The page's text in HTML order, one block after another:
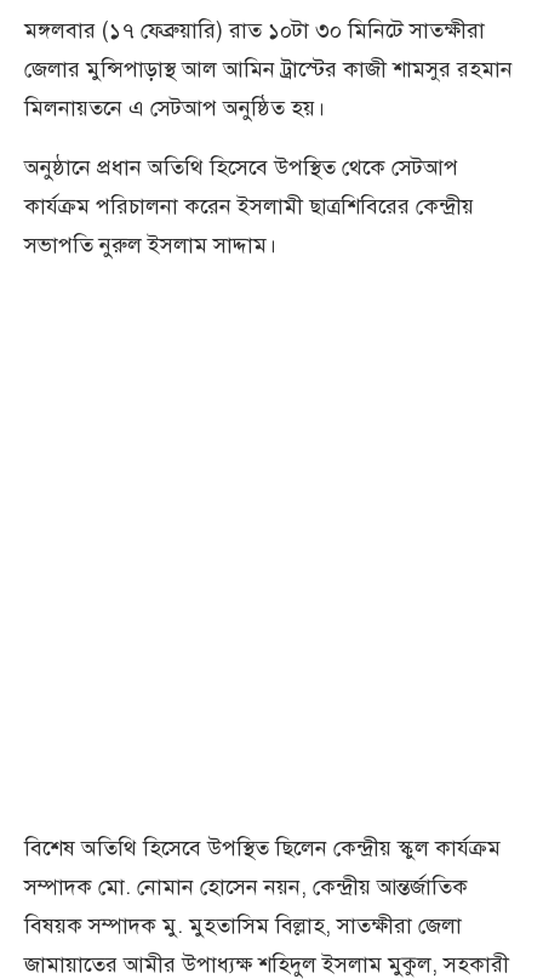
মঙ্গলবার (১৭ ফেব্রুয়ারি) রাত ১০টা ৩০ মিনিটে সাতক্ষীরা
জেলার মুন্সিপাড়াস্থ আল আমিন ট্রাস্টের কাজী শামসুর রহমান
মিলনায়তনে এ সেটআপ অনুষ্ঠিত হয়।
অনুষ্ঠানে প্রধান অতিথি হিসেবে উপস্থিত থেকে সেটআপ
কার্যক্রম পরিচালনা করেন ইসলামী ছাত্রশিবিরের কেন্দ্রীয়
সভাপতি নুরুল ইসলাম সাদ্দাম।
বিশেষ অতিথি হিসেবে উপস্থিত ছিলেন কেন্দ্রীয় স্কুল কার্যক্রম
সম্পাদক মো. নোমান হোসেন নয়ন, কেন্দ্রীয় আন্তর্জাতিক
বিষয়ক সম্পাদক মু. মুহতাসিম বিল্লাহ, সাতক্ষীরা জেলা
জামায়াতের আমীর উপাধ্যক্ষ শহিদুল ইসলাম মুকুল, সহকারী